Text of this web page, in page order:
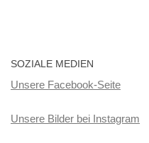
SOZIALE MEDIEN
Unsere Facebook-Seite
Unsere Bilder bei Instagram